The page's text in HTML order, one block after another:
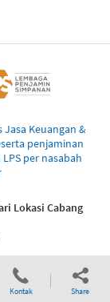
Kontak Share
Jasa Keuangan &
penjaminan
per nasabah
Lokasi Cabang